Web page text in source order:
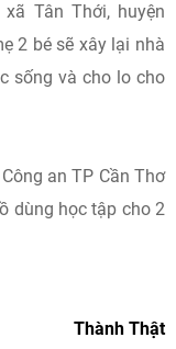
Tân Thới, huyện
2 bé sẽ xây lại nhà
sống và cho lo cho
an TP Cần Thơ
dùng học tập cho 2
Thành Thật